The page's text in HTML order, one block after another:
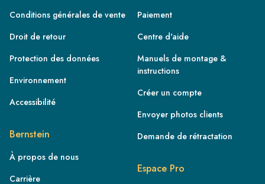
Conditions générales de vente
Droit de retour
Protection des données
Environnement
Accessibilité
Bernstein
À propos de nous
Carrière
Paiement
Centre d'aide
Manuels de montage &
instructions
Créer un compte
Envoyer photos clients
Demande de rétractation
Espace Pro
IE
IT
NL